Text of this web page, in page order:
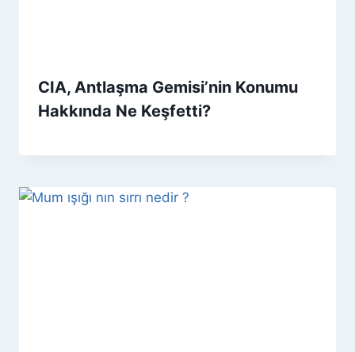
CIA, Antlaşma Gemisi’nin Konumu
Hakkında Ne Keşfetti?